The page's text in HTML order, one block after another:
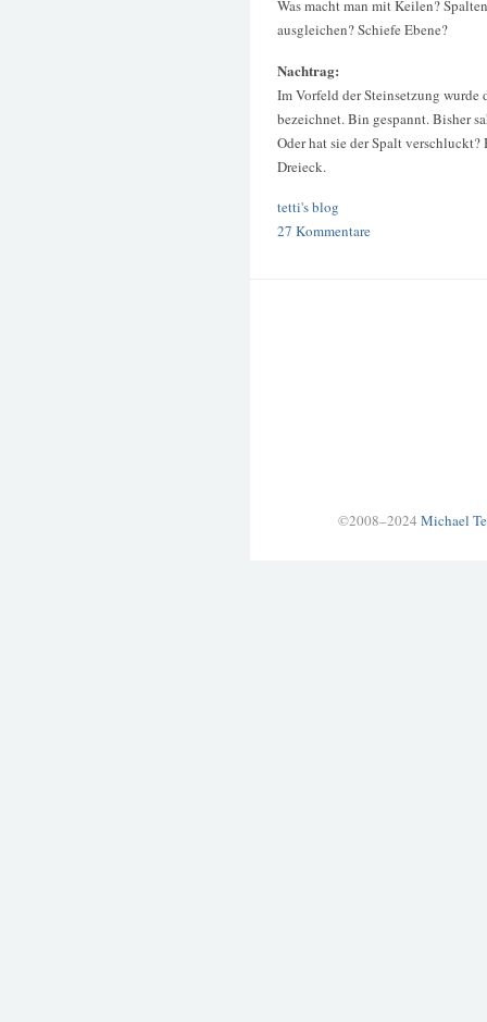
Was macht man mit Keilen?
ausgleichen? Schiefe Ebene?
Nachtrag:
Im Vorfeld der Steinsetzung wurde
bezeichnet. Bin gespannt. Bisher
Oder hat sie der Spalt
Dreieck.
tetti's blog
27 Kommentare
©2008–2024 Michael